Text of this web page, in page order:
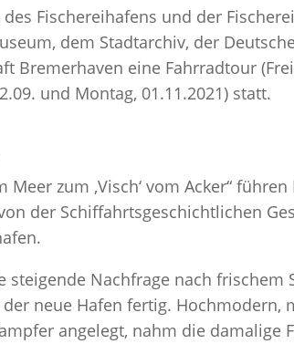
Fischereihafens und der
dem Stadtarchiv, der
Bremerhaven eine Fahrradtour
und Montag, 01.11.2021) statt.
zum ‚Visch‘ vom Acker“
der Schiffahrtsgeschichtlichen
steigende Nachfrage nach
neue Hafen fertig.
angelegt, nahm die damalige